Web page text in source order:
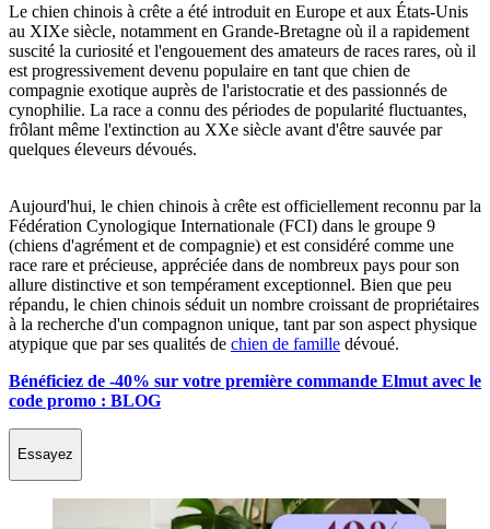
Le chien chinois à crête a été introduit en Europe et aux États-Unis
au XIXe siècle, notamment en Grande-Bretagne où il a rapidement
suscité la curiosité et l'engouement des amateurs de races rares, où il
est progressivement devenu populaire en tant que chien de
compagnie exotique auprès de l'aristocratie et des passionnés de
cynophilie. La race a connu des périodes de popularité fluctuantes,
frôlant même l'extinction au XXe siècle avant d'être sauvée par
quelques éleveurs dévoués.
Aujourd'hui, le chien chinois à crête est officiellement reconnu par la
Fédération Cynologique Internationale (FCI) dans le groupe 9
(chiens d'agrément et de compagnie) et est considéré comme une
race rare et précieuse, appréciée dans de nombreux pays pour son
allure distinctive et son tempérament exceptionnel. Bien que peu
répandu, le chien chinois séduit un nombre croissant de propriétaires
à la recherche d'un compagnon unique, tant par son aspect physique
atypique que par ses qualités de chien de famille dévoué.
Bénéficiez de -40% sur votre première commande Elmut avec le
code promo : BLOG
Essayez